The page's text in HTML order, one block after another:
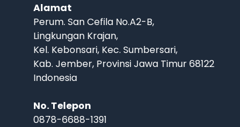
Alamat
Perum. San Cefila No.A2-B,
Lingkungan Krajan,
Kel. Kebonsari, Kec. Sumbersari,
Kab. Jember, Provinsi Jawa Timur 68122
Indonesia
No. Telepon
0878-6688-1391